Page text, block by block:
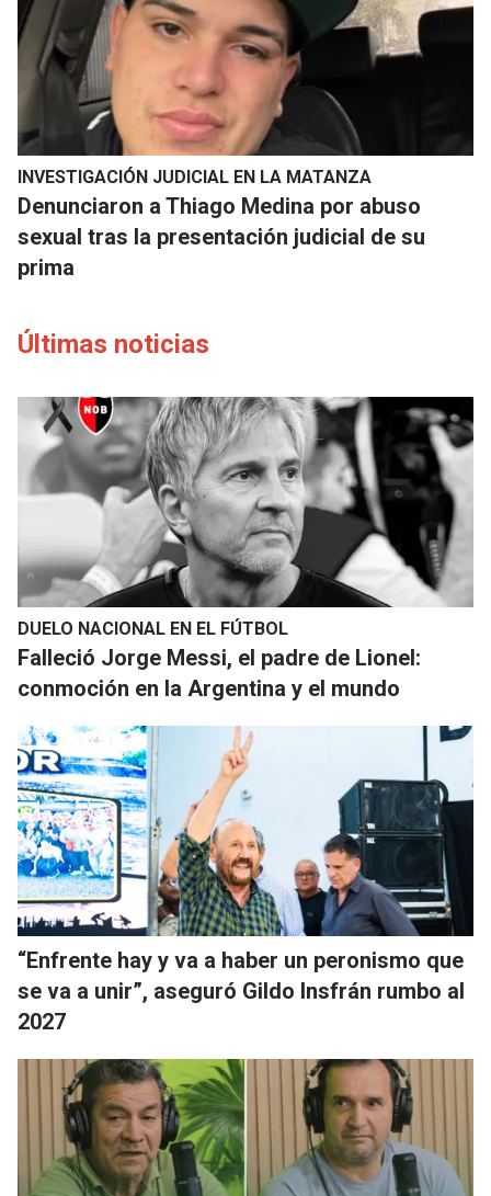
INVESTIGACIÓN JUDICIAL EN LA MATANZA
Denunciaron a Thiago Medina por abuso
sexual tras la presentación judicial de su
prima
Últimas noticias
DUELO NACIONAL EN EL FÚTBOL
Falleció Jorge Messi, el padre de Lionel:
conmoción en la Argentina y el mundo
“Enfrente hay y va a haber un peronismo que
se va a unir”, aseguró Gildo Insfrán rumbo al
2027